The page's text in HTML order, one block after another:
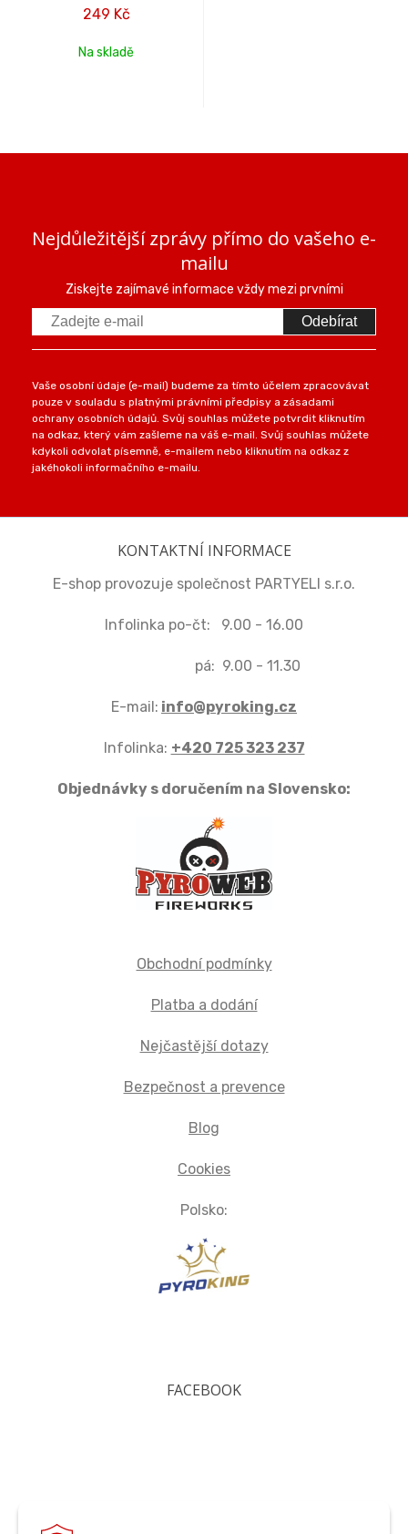
249 Kč
Na skladě
Nejdůležitější zprávy přímo do vašeho e-
mailu
Ziskejte zajímavé informace vždy mezi prvními
Odebírat
Vaše osobní údaje (e-mail) budeme za tímto účelem zpracovávat
pouze v souladu s platnými právními předpisy a zásadami
ochrany osobních údajů. Svůj souhlas můžete potvrdit kliknutím
na odkaz, který vám zašleme na váš e-mail. Svůj souhlas můžete
kdykoli odvolat písemně, e-mailem nebo kliknutím na odkaz z
jakéhokoli informačního e-mailu.
KONTAKTNÍ INFORMACE
E-shop provozuje společnost PARTYELI s.r.o.
Infolinka po-čt: 9.00 - 16.00
pá: 9.00 - 11.30
E-mail: info@pyroking.cz
Infolinka: +420 725 323 237
Objednávky s doručením na Slovensko:
Obchodní podmínky
Platba a dodání
Nejčastější dotazy
Bezpečnost a prevence
Blog
Cookies
Polsko:
FACEBOOK